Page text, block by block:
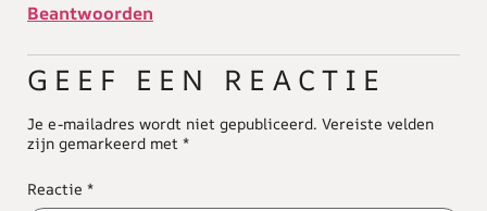
Beantwoorden
GEEF EEN REACTIE
Je e-mailadres wordt niet gepubliceerd. Vereiste velden
zijn gemarkeerd met *
Reactie *